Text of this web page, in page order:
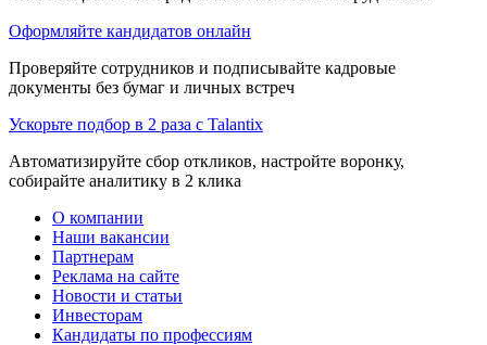
Оформляйте кандидатов онлайн
Проверяйте сотрудников и подписывайте кадровые
документы без бумаг и личных встреч
Ускорьте подбор в 2 раза с Talantix
Автоматизируйте сбор откликов, настройте воронку,
собирайте аналитику в 2 клика
О компании
Наши вакансии
Партнерам
Реклама на сайте
Новости и статьи
Инвесторам
Кандидаты по профессиям